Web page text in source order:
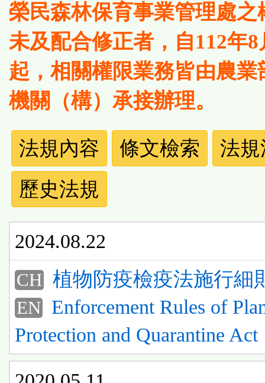
榮民森林保育事業管理處之
未及配合修正者，自112年8
起，相關權限業務皆由農業
機關（構）承接辦理。
法
規
功
能
按
鈕
區
法規內容 條文檢索
法
歷史法規
2024.08.22
CH 植物防疫檢疫法施行細
EN Enforcement Rules of
Protection and Quarantine Act